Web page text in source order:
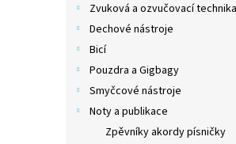
Zvuková a ozvučovací technika
Dechové nástroje
Bicí
Pouzdra a Gigbagy
Smyčcové nástroje
Noty a publikace
Zpěvníky akordy písničky